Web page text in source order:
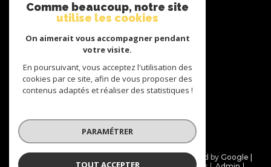
Nous
suivre
Nous
adhérons
© 2026 | Tous droits réservés | Traduction powered by Google |
Comme beaucoup, notre site
utilise les cookies
On aimerait vous accompagner pendant
votre visite.
En poursuivant, vous acceptez l'utilisation des
cookies par ce site, afin de vous proposer des
contenus adaptés et réaliser des statistiques !
PARAMÉTRER
TOUT ACCEPTER